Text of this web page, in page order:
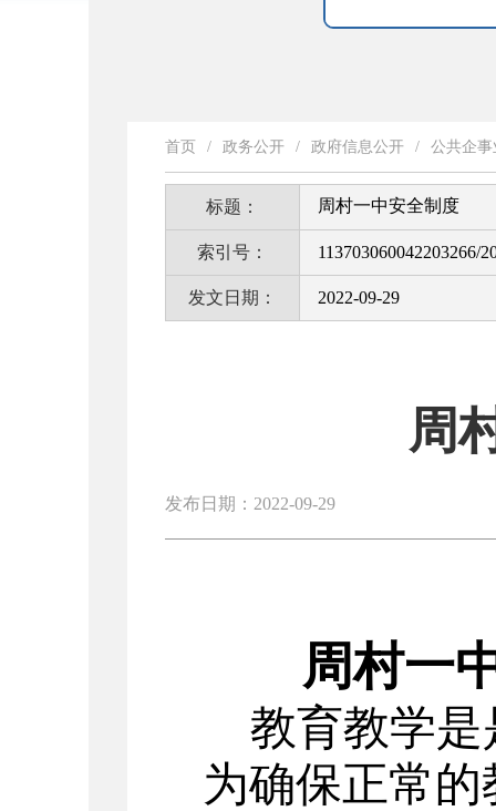
首页 / 政务公开 / 政府信息公开 / 公共企
标题： 周村一中安全制度
索引号： 113703060042203266/
发文日期： 2022-09-29
周
发布日期：2022-09-29
周村一
教育教学
为确保正常